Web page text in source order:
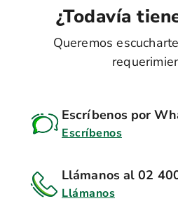
¿Todavía
Queremos
Escríbenos por
Escríbenos
Llámanos al 02
Llámanos